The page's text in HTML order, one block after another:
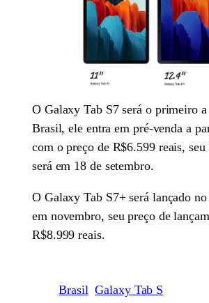
O Galaxy Tab S7 será o primeiro a
Brasil, ele entra em pré-venda a
com o preço de R$6.599 reais, seu
será em 18 de setembro.
O Galaxy Tab S7+ será lançado
em novembro, seu preço de
R$8.999 reais.
Brasil Galaxy Tab S